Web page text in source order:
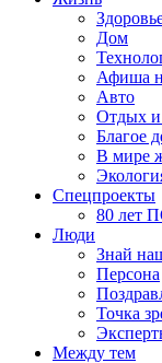
Дом
Афиша
Авто
Отдых и
Благое
В мире
Спецпроекты
80 лет
Люди
Знай
Персона
Точка
Между тем